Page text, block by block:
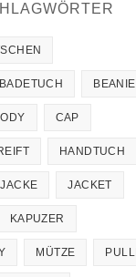
BADETUCH BEANIE
CAP
HANDTUCH
JACKE JACKET
KAPUZER
MÜTZE PULLI